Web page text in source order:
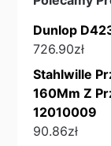
Dunlop
726.90zł
Stahlwille
160Mm Z
12010009
90.86zł